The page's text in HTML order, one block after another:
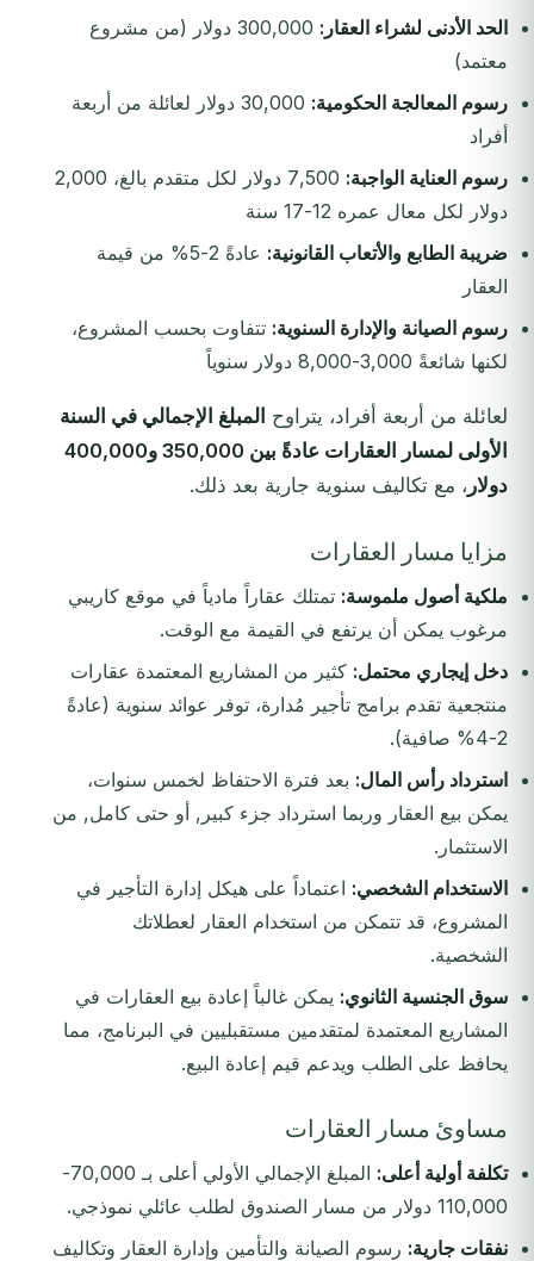
الحد الأدنى لشراء العقار:
300,000 دولار (من مشروع
معتمد)
رسوم المعالجة الحكومية:
30,000 دولار لعائلة من أربعة
أفراد
رسوم العناية الواجبة:
7,500 دولار لكل متقدم بالغ، 2,000
دولار لكل معال عمره 12-17 سنة
ضريبة الطابع والأتعاب القانونية:
عادةً 2-5% من قيمة
العقار
رسوم الصيانة والإدارة السنوية: تتفاوت بحسب المشروع،
لكنها شائعةً 3,000-8,000 دولار سنوياً
لعائلة من أربعة أفراد، يتراوح المبلغ الإجمالي في السنة
الأولى لمسار العقارات عادةً بين 350,000 و400,000
دولار ، مع تكاليف سنوية جارية بعد ذلك.
مزايا مسار العقارات
ملكية أصول ملموسة: تمتلك عقاراً مادياً في موقع كاريبي
مرغوب يمكن أن يرتفع في القيمة مع الوقت.
دخل إيجاري محتمل: كثير من المشاريع المعتمدة عقارات
منتجعية تقدم برامج تأجير مُدارة، توفر عوائد سنوية (عادةً
2-4% صافية).
استرداد رأس المال: بعد فترة الاحتفاظ لخمس سنوات،
يمكن بيع العقار وربما استرداد جزء كبير, أو حتى كامل, من
الاستثمار.
الاستخدام الشخصي: اعتماداً على هيكل إدارة التأجير في
المشروع، قد تتمكن من استخدام العقار لعطلاتك
الشخصية.
سوق الجنسية الثانوي: يمكن غالباً إعادة بيع العقارات في
المشاريع المعتمدة لمتقدمين مستقبليين في البرنامج، مما
يحافظ على الطلب ويدعم قيم إعادة البيع.
مساوئ مسار العقارات
تكلفة أولية أعلى:
المبلغ الإجمالي الأولي أعلى بـ 70,000-
110,000 دولار من مسار الصندوق لطلب عائلي نموذجي.
نفقات جارية: رسوم الصيانة والتأمين وإدارة العقار وتكاليف